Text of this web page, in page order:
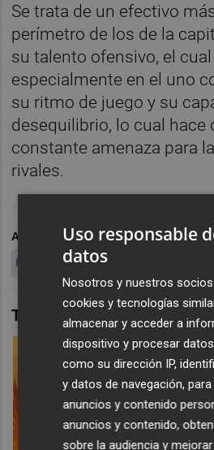
Se trata de un efectivo
perímetro de los de la
su talento ofensivo, el
especialmente en el uno
su ritmo de juego y su
desequilibrio, lo cual hace
constante amenaza para
rivales.
ARCHIVADO EN BALONCESTO
LIGA ENDESA
TAMBIÉN TE PUEDE
Uso responsable
datos
Nosotros y nuestros
cookies y tecnologías
almacenar y acceder a
dispositivo y procesar
como su dirección IP,
y datos de navegación,
anuncios y contenido
anuncios y contenido,
sobre la audiencia y